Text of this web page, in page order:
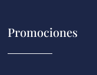
Promociones